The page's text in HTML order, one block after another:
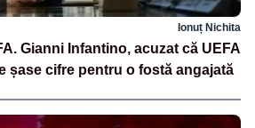
Ionuț Nichita
Gianni Infantino, acuzat că UEFA
șase cifre pentru o fostă angajată